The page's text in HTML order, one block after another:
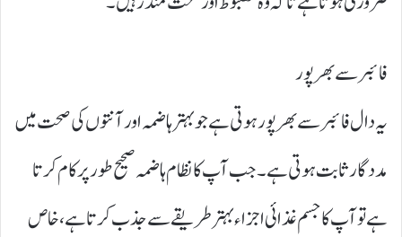
فائبر سے بھرپور
یہ دال فائبر سے بھرپور ہوتی ہے جو بہتر ہاضمہ اور آنتوں کی صحت میں
مددگار ثابت ہوتی ہے۔ جب آپ کا نظام ہاضمہ صحیح طور پر کام کرتا
ہے تو آپ کا جسم غذائی اجزاء بہتر طریقے سے جذب کرتا ہے، خاص